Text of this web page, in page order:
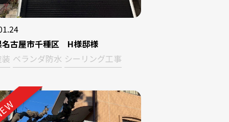
名古屋市千種区 H様邸様
ベランダ防水 シーリング工事